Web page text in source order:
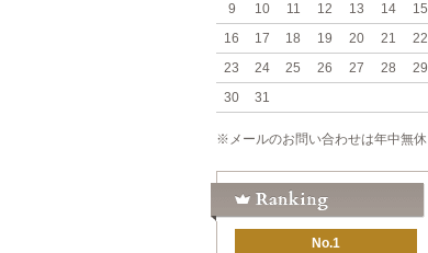
9
10 11 12 13 14
15
16
17 18 19 20 21
22
23
24 25 26 27 28
29
30
31
※メールのお問い合わせは年中無休
No.1